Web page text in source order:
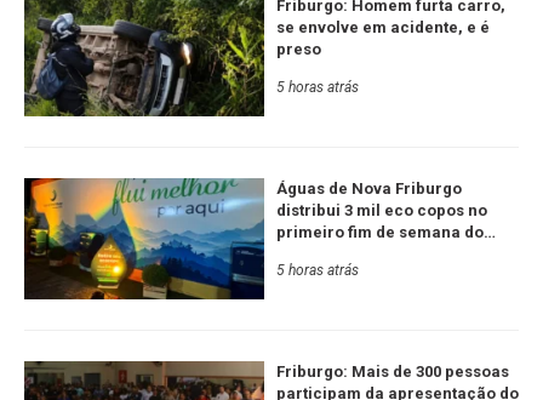
Friburgo: Homem furta carro,
se envolve em acidente, e é
preso
5 horas atrás
Águas de Nova Friburgo
distribui 3 mil eco copos no
primeiro fim de semana do
5 horas atrás
Friburgo: Mais de 300 pessoas
participam da apresentação do